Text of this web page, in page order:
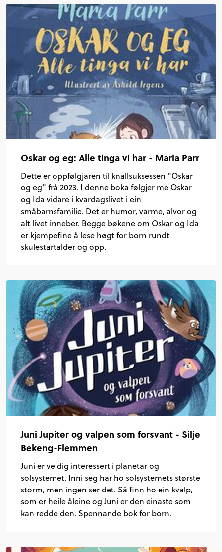
Oskar og eg: Alle tinga vi har - Maria Parr
Dette er oppfølgjaren til knallsuksessen "Oskar
og eg" frå 2023. I denne boka følgjer me Oskar
og Ida vidare i kvardagslivet i ein
småbarnsfamilie. Det er humor, varme, alvor og
alt livet inneber. Begge bøkene om Oskar og Ida
er kjempefine å lese høgt for born rundt
skulestartalder og opp.
Juni Jupiter og valpen som forsvant - Silje
Bekeng-Flemmen
Juni er veldig interessert i planetar og
solsystemet. Inni seg har ho solsystemets største
storm, men ingen ser det. Så finn ho ein kvalp,
som er heile åleine og Juni er den einaste som
kan redde den. Spennande bok for born.